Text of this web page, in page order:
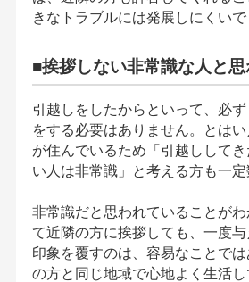
きなトラブルには発展しにくいで
■挨拶しない非常識な人と思
引越しをしたからといって、必
をする必要はありません。とは
が住んでいるため「引越しして
い人は非常識」と考える方も一定
非常識だと思われていることが
て近隣の方に挨拶しても、一度
印象を覆すのは、容易なことで
の方と同じ地域で心地よく生活し